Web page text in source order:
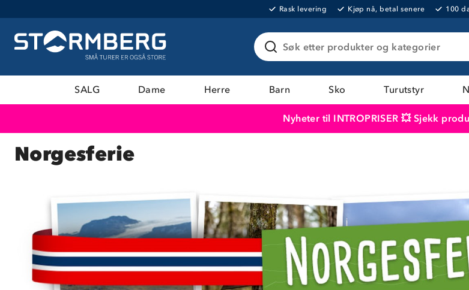
Rask levering Kjøp nå, betal senere 100
Søk etter produkter og kategorier
SALG Dame Herre Barn Sko Turutstyr
Nyheter til INTROPRISER 💥 Sjekk
Norgesferie